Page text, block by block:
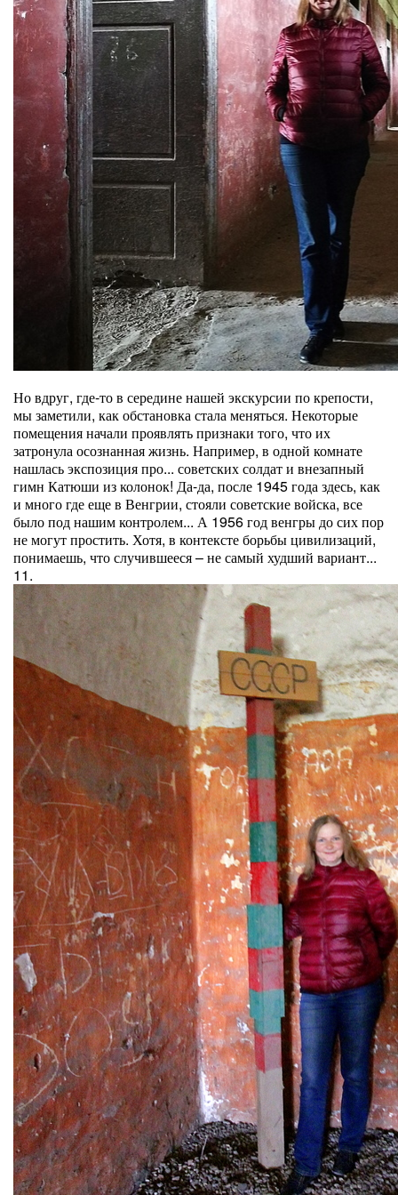
Но вдруг, где-то в середине нашей экскурсии по крепости,
мы заметили, как обстановка стала меняться. Некоторые
помещения начали проявлять признаки того, что их
затронула осознанная жизнь. Например, в одной комнате
нашлась экспозиция про... советских солдат и внезапный
гимн Катюши из колонок! Да-да, после 1945 года здесь, как
и много где еще в Венгрии, стояли советские войска, все
было под нашим контролем... А 1956 год венгры до сих пор
не могут простить. Хотя, в контексте борьбы цивилизаций,
понимаешь, что случившееся – не самый худший вариант...
11.